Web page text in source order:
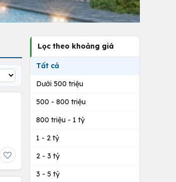
Lọc theo khoảng giá
Tất cả
Dưới 500 triệu
500 - 800 triệu
800 triệu - 1 tỷ
1 - 2 tỷ
2 - 3 tỷ
3 - 5 tỷ